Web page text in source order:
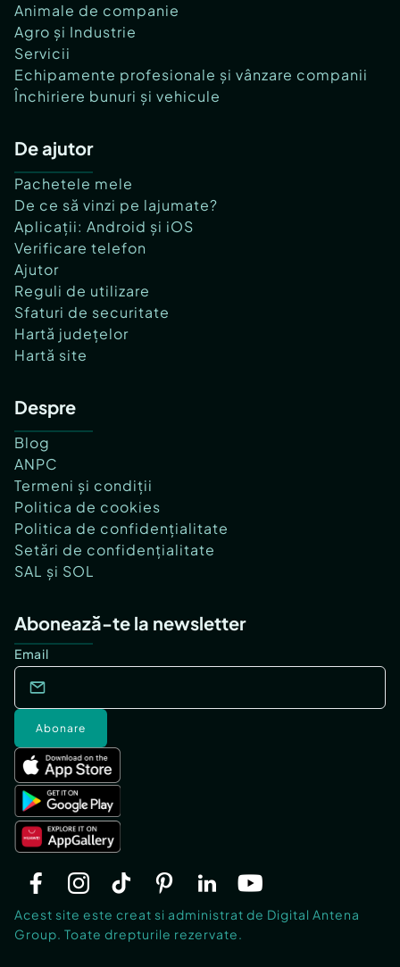
Animale de companie
Agro și Industrie
Servicii
Echipamente profesionale și vânzare companii
Închiriere bunuri și vehicule
De ajutor
Pachetele mele
De ce să vinzi pe lajumate?
Aplicații: Android și iOS
Verificare telefon
Ajutor
Reguli de utilizare
Sfaturi de securitate
Hartă județelor
Hartă site
Despre
Blog
ANPC
Termeni și condiții
Politica de cookies
Politica de confidențialitate
Setări de confidențialitate
SAL și SOL
Abonează-te la newsletter
Email
Abonare
Acest site este creat si administrat de Digital Antena
Group. Toate drepturile rezervate.